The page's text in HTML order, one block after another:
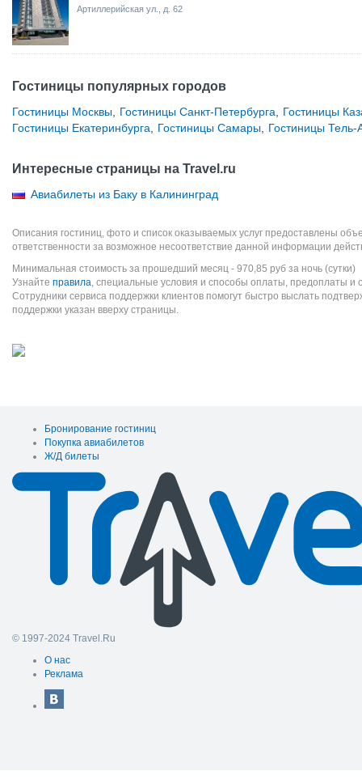
Артиллерийская ул., д. 62
Гостиницы популярных городов
Гостиницы Москвы Гостиницы Санкт-Петербурга
Гостиницы
Гостиницы Екатеринбурга
Гостиницы Самары Гостиницы Тель-
Интересные страницы на Travel.ru
Авиабилеты из Баку в Калининград
Описания гостиниц, фото и список оказываемых услуг предоставлены
ответственности за возможное несоответствие данной информации
Минимальная стоимость за прошедший месяц - 970,85 руб за ночь (сутки)
Узнайте правила, специальные условия и способы оплаты, предоплаты и
Сотрудники сервиса поддержки клиентов помогут быстро выслать
поддержки указан вверху страницы.
Бронирование гостиниц
Покупка авиабилетов
Ж/Д билеты
© 1997-2024 Travel.Ru
О нас
Реклама